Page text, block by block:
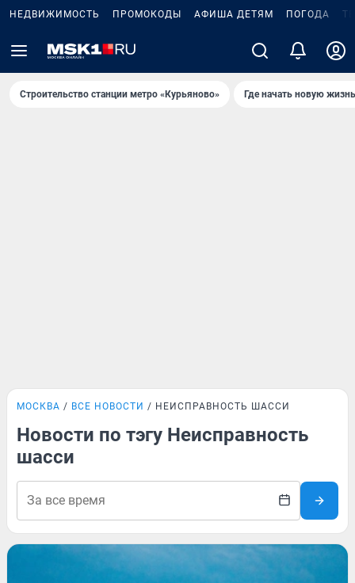
НЕДВИЖИМОСТЬ ПРОМОКОДЫ АФИША ДЕТЯМ ПОГОДА
Строительство станции метро «Курьяново» Где начать новую
МОСКВА ВСЕ НОВОСТИ НЕИСПРАВНОСТЬ ШАССИ
Новости по тэгу Неисправность
шасси